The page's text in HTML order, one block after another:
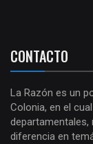
CONTACTO
La Razón es un
Colonia, en el
departamentales,
diferencia en